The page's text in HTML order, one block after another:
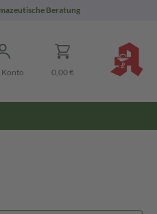
Beratung
Konto 0,00 €